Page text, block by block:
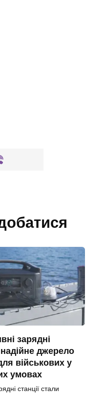
зарядні
надійне джерело
військових у
умовах
станції стали